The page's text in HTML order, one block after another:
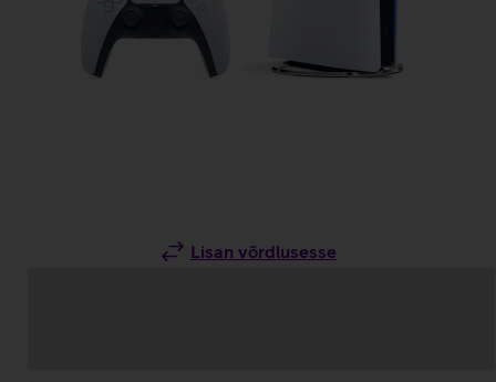
Lisan võrdlusesse